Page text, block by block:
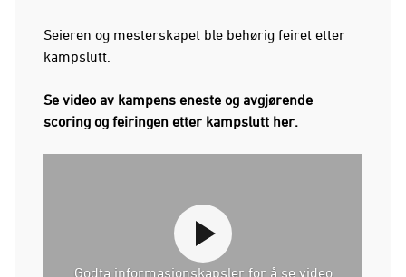
Seieren og mesterskapet ble behørig feiret etter
kampslutt.
Se video av kampens eneste og avgjørende
scoring og feiringen etter kampslutt her.
Godta informasjonskapsler for å se video